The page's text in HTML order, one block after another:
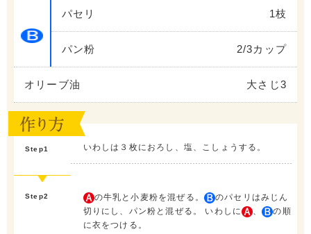
パセリ 1枝
パン粉 2/3カップ
オリーブ油 大さじ3
Step1 いわしは３枚におろし、塩、こしょうする。
Step2 の牛乳と小麦粉を混ぜる。
のパセリはみじん
切りにし、パン粉と混ぜる。 いわしに
、
の順
に衣をつける。